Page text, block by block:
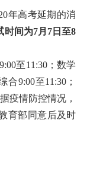
年高考延期的消
时间为7月7日至8
至11:30；数学
9:00至11:30；
疫情防控情况，
育部同意后及时